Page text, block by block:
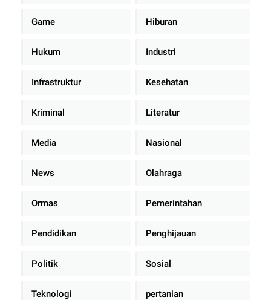
Game Hiburan
Hukum Industri
Infrastruktur Kesehatan
Kriminal Literatur
Media Nasional
News Olahraga
Ormas Pemerintahan
Pendidikan Penghijauan
Politik Sosial
Teknologi pertanian